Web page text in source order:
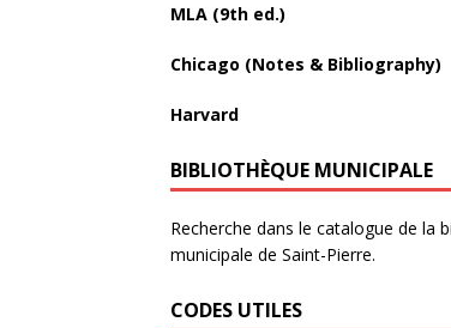
MLA (9th ed.)
Chicago (Notes & Bibliography)
Harvard
BIBLIOTHÈQUE MUNICIPALE
Recherche dans le catalogue de la
municipale de Saint-Pierre.
CODES UTILES